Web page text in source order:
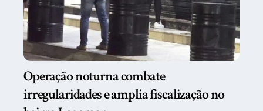
Operação noturna combate
irregularidades e amplia fiscalização no